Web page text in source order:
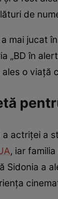
de
a mai jucat
„BD în
o viață
actriței a
, iar
Sidonia a